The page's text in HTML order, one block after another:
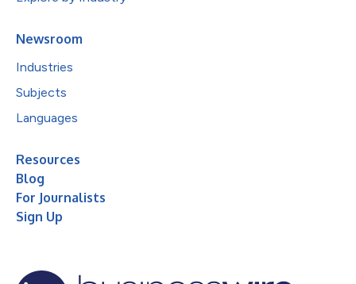
Newsroom
Industries
Subjects
Languages
Resources
Blog
For Journalists
Sign Up